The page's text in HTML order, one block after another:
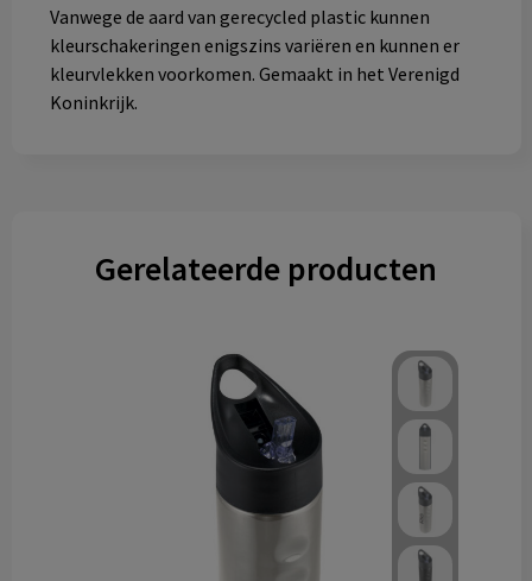
Vanwege de aard van gerecycled plastic kunnen
kleurschakeringen enigszins variëren en kunnen er
kleurvlekken voorkomen. Gemaakt in het Verenigd
Koninkrijk.
Gerelateerde producten